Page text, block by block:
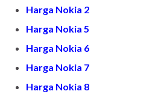
Harga Nokia 2
Harga Nokia 5
Harga Nokia 6
Harga Nokia 7
Harga Nokia 8